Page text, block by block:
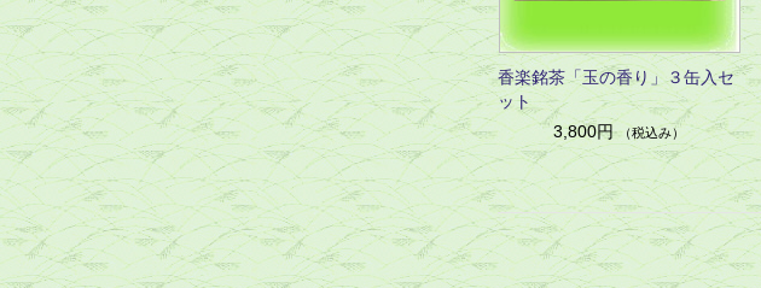
香楽銘茶「玉の香り」３缶入セ
ット
3,800円 （税込み）